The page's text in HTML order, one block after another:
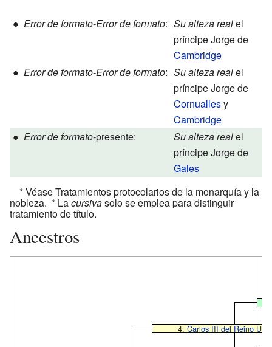
● Error de formato-Error de formato: Su alteza realel
príncipe Jorge de
Cambridge
● Error de formato-Error de formato: Su alteza realel
príncipe Jorge de
Cornuallesy
Cambridge
● Error de formato-presente: Su alteza realel
príncipe Jorge de
Gales
* Véase Tratamientos protocolarios de la monarquía y la
nobleza. * Lacursivasolo se emplea para distinguir
tratamiento de título.
Ancestros
4.Carlos III del Reino